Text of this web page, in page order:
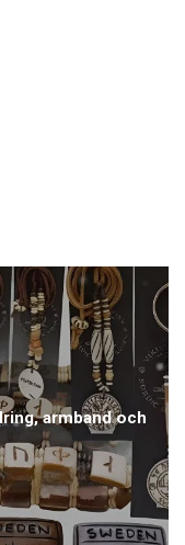
armband och